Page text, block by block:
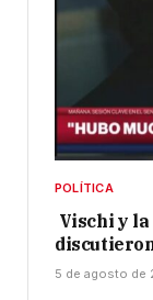
POLÍTICA
Vischi y la
5 de agosto de